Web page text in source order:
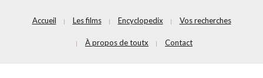
Accueil Les films Encyclopedix Vos recherches
À propos de toutx Contact